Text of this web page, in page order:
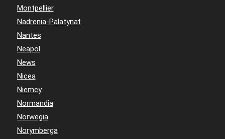
Montpellier
Nadrenia-Palatynat
Nantes
Neapol
News
Nicea
Niemcy
Normandia
Norwegia
Norymberga